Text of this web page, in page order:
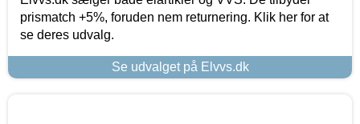
prismatch +5%, foruden nem returnering. Klik her for at
se deres udvalg.
Se udvalget på Elvvs.dk